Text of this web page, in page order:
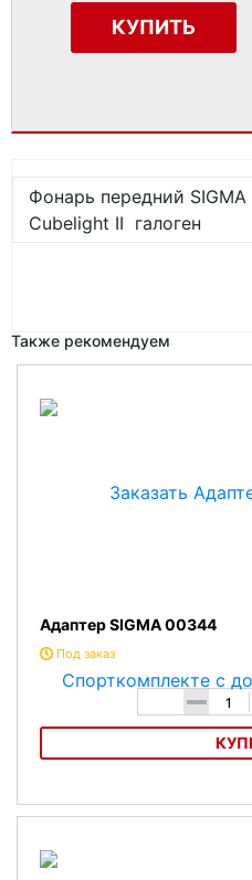
КУПИТЬ
Фонарь передний SIGMA
Cubelight II галоген
Также рекомендуем
Адаптер SIGMA 00344
Под заказ
-
Адаптер SIGMA 00344